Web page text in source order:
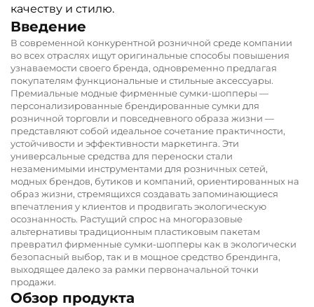
качеству и стилю.
Введение
В современной конкурентной розничной среде компании
во всех отраслях ищут оригинальные способы повышения
узнаваемости своего бренда, одновременно предлагая
покупателям функциональные и стильные аксессуары.
Премиальные модные фирменные сумки-шопперы —
персонализированные брендированные сумки для
розничной торговли и повседневного образа жизни —
представляют собой идеальное сочетание практичности,
устойчивости и эффективности маркетинга. Эти
универсальные средства для переноски стали
незаменимыми инструментами для розничных сетей,
модных брендов, бутиков и компаний, ориентированных на
образ жизни, стремящихся создавать запоминающиеся
впечатления у клиентов и продвигать экологическую
осознанность. Растущий спрос на многоразовые
альтернативы традиционным пластиковым пакетам
превратил фирменные сумки-шопперы как в экологически
безопасный выбор, так и в мощное средство брендинга,
выходящее далеко за рамки первоначальной точки
продажи.
Обзор продукта